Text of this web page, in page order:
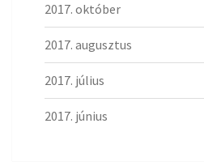
2017. október
2017. augusztus
2017. július
2017. június